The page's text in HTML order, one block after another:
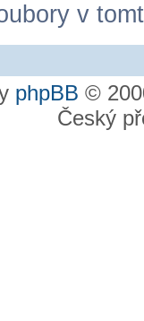
v
phpBB ©
Český